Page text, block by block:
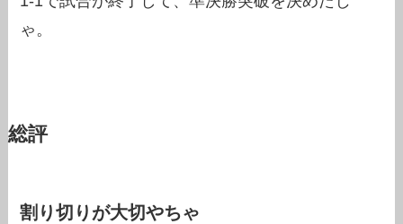
ゃ。
総評
割り切りが大切やちゃ